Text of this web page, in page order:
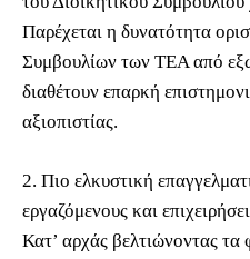
Παρέχεται η δυνατότητα
Συμβουλίων των ΤΕΑ από
διαθέτουν επαρκή
αξιοπιστίας.
2. Πιο ελκυστική
εργαζόμενους και
Κατ’ αρχάς βελτιώνοντας τα